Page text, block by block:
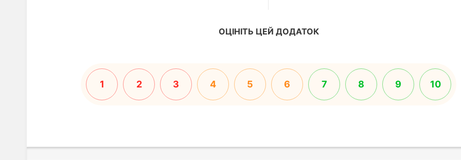
ОЦІНІТЬ ЦЕЙ ДОДАТОК
1 2 3 4 5 6 7 8 9 10